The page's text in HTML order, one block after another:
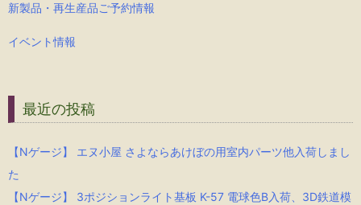
新製品・再生産品ご予約情報
イベント情報
最近の投稿
【Nゲージ】 エヌ小屋 さよならあけぼの用室内パーツ他入荷しまし
た
【Nゲージ】 3ポジションライト基板 K-57 電球色B入荷、3D鉄道模